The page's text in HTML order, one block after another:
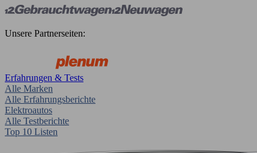
Unsere Partnerseiten:
Erfahrungen & Tests
Alle Marken
Alle Erfahrungsberichte
Elektroautos
Alle Testberichte
Top 10 Listen